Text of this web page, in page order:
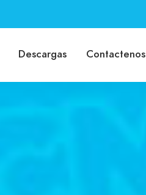
Descargas Contactenos